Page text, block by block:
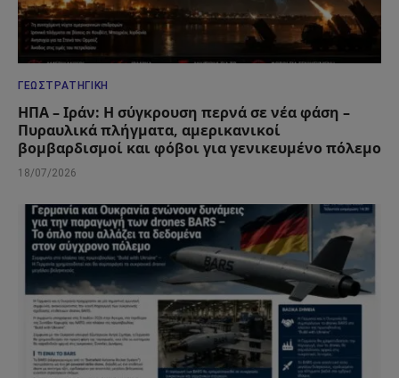
ΓΕΩΣΤΡΑΤΗΓΙΚΉ
ΗΠΑ – Ιράν: Η σύγκρουση περνά σε νέα φάση –
Πυραυλικά πλήγματα, αμερικανικοί
βομβαρδισμοί και φόβοι για γενικευμένο πόλεμο
18/07/2026